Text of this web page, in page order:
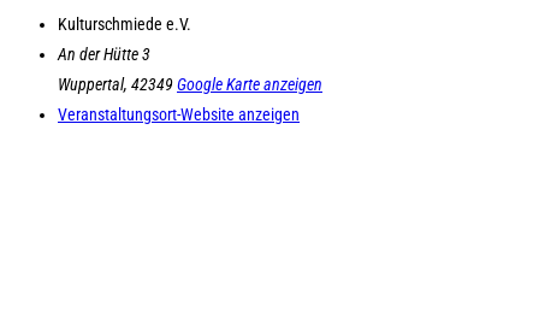
Kulturschmiede e.V.
An der Hütte 3
Wuppertal, 42349Google Karte anzeigen
Veranstaltungsort-Website anzeigen